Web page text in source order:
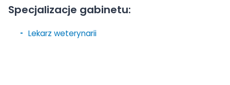
Specjalizacje gabinetu:
Lekarz weterynarii